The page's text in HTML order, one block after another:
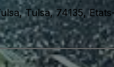
Tulsa, 74135,